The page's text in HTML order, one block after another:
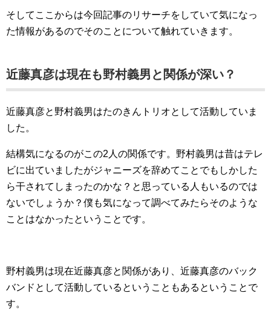
そしてここからは今回記事のリサーチをしていて気になっ
た情報があるのでそのことについて触れていきます。
近藤真彦は現在も野村義男と関係が深い？
近藤真彦と野村義男はたのきんトリオとして活動していま
した。
結構気になるのがこの2人の関係です。野村義男は昔はテレ
ビに出ていましたがジャニーズを辞めてことでもしかした
ら干されてしまったのかな？と思っている人もいるのでは
ないでしょうか？僕も気になって調べてみたらそのような
ことはなかったということです。
野村義男は現在近藤真彦と関係があり、近藤真彦のバック
バンドとして活動しているということもあるということで
す。